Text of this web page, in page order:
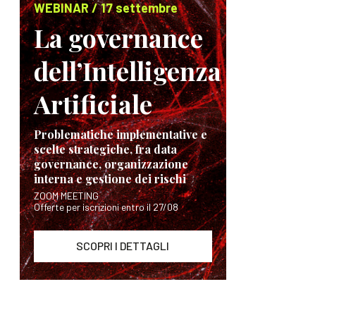
WEBINAR / 17 settembre
La governance
dell’Intelligenza
Artificiale
Problematiche implementative e
scelte strategiche, fra data
governance, organizzazione
interna e gestione dei rischi
ZOOM MEETING
Offerte per iscrizioni entro il 27/08
SCOPRI I DETTAGLI